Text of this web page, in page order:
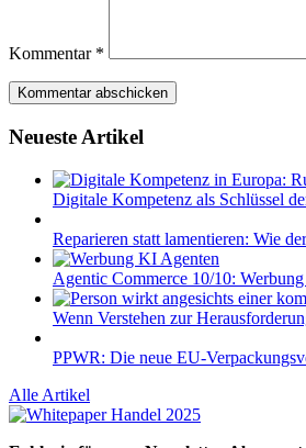
Kommentar *
Neueste Artikel
Digitale Kompetenz als Schlüssel
Reparieren statt lamentieren: Wie
Agentic Commerce 10/10:
Wenn Verstehen zur
PPWR: Die neue EU-
Alle Artikel